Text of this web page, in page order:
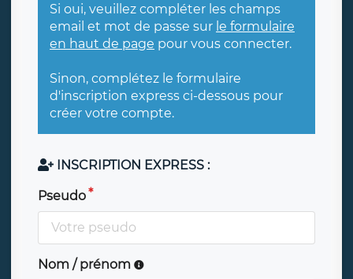
Si oui, veuillez compléter les champs
email et mot de passe sur le formulaire
en haut de page pour vous connecter.
Sinon, complétez le formulaire
d'inscription express ci-dessous pour
créer votre compte.
INSCRIPTION EXPRESS :
Pseudo
Nom / prénom